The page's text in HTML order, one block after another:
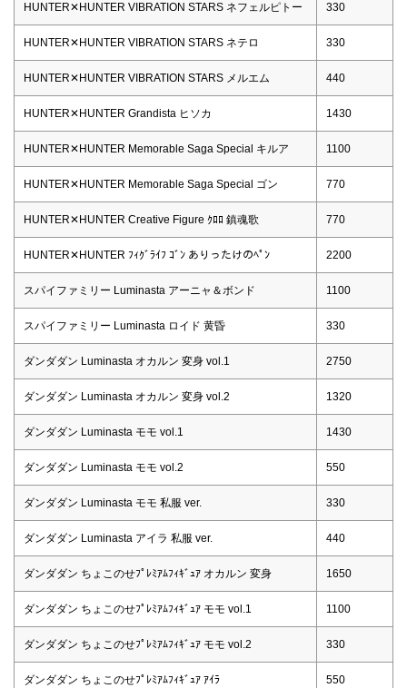
HUNTER✕HUNTER VIBRATION STARS ネフェルピトー 330
HUNTER✕HUNTER VIBRATION STARS ネテロ 330
HUNTER✕HUNTER VIBRATION STARS メルエム 440
HUNTER✕HUNTER Grandista ヒソカ 1430
HUNTER✕HUNTER Memorable Saga Special キルア 1100
HUNTER✕HUNTER Memorable Saga Special ゴン 770
HUNTER✕HUNTER Creative Figure ｸﾛﾛ 鎮魂歌 770
HUNTER✕HUNTER ﾌｨｸﾞﾗｲﾌ ｺﾞﾝ ありったけのﾍﾟﾝ 2200
スパイファミリー Luminasta アーニャ＆ボンド 1100
スパイファミリー Luminasta ロイド 黄昏 330
ダンダダン Luminasta オカルン 変身 vol.1 2750
ダンダダン Luminasta オカルン 変身 vol.2 1320
ダンダダン Luminasta モモ vol.1 1430
ダンダダン Luminasta モモ vol.2 550
ダンダダン Luminasta モモ 私服 ver. 330
ダンダダン Luminasta アイラ 私服 ver. 440
ダンダダン ちょこのせﾌﾟﾚﾐｱﾑﾌｨｷﾞｭｱ オカルン 変身 1650
ダンダダン ちょこのせﾌﾟﾚﾐｱﾑﾌｨｷﾞｭｱ モモ vol.1 1100
ダンダダン ちょこのせﾌﾟﾚﾐｱﾑﾌｨｷﾞｭｱ モモ vol.2 330
ダンダダン ちょこのせﾌﾟﾚﾐｱﾑﾌｨｷﾞｭｱ ｱｲﾗ 550